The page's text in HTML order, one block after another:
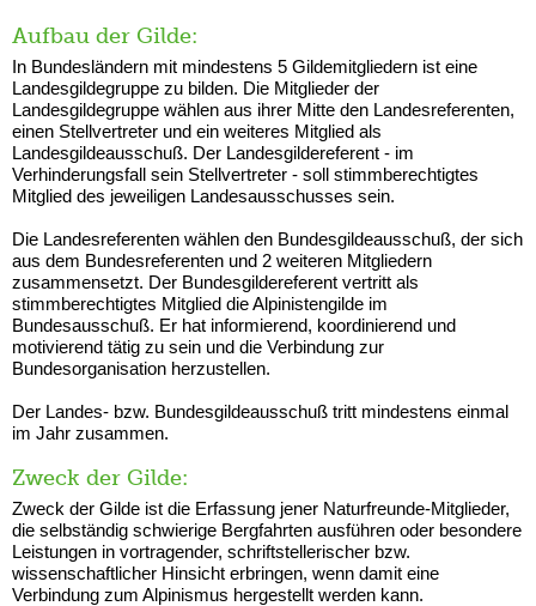
Aufbau der Gilde:
In Bundesländern mit mindestens 5 Gildemitgliedern ist eine
Landesgildegruppe zu bilden. Die Mitglieder der
Landesgildegruppe wählen aus ihrer Mitte den Landesreferenten,
einen Stellvertreter und ein weiteres Mitglied als
Landesgildeausschuß. Der Landesgildereferent - im
Verhinderungsfall sein Stellvertreter - soll stimmberechtigtes
Mitglied des jeweiligen Landesausschusses sein.
Die Landesreferenten wählen den Bundesgildeausschuß, der sich
aus dem Bundesreferenten und 2 weiteren Mitgliedern
zusammensetzt. Der Bundesgildereferent vertritt als
stimmberechtigtes Mitglied die Alpinistengilde im
Bundesausschuß. Er hat informierend, koordinierend und
motivierend tätig zu sein und die Verbindung zur
Bundesorganisation herzustellen.
Der Landes- bzw. Bundesgildeausschuß tritt mindestens einmal
im Jahr zusammen.
Zweck der Gilde:
Zweck der Gilde ist die Erfassung jener Naturfreunde-Mitglieder,
die selbständig schwierige Bergfahrten ausführen oder besondere
Leistungen in vortragender, schriftstellerischer bzw.
wissenschaftlicher Hinsicht erbringen, wenn damit eine
Verbindung zum Alpinismus hergestellt werden kann.